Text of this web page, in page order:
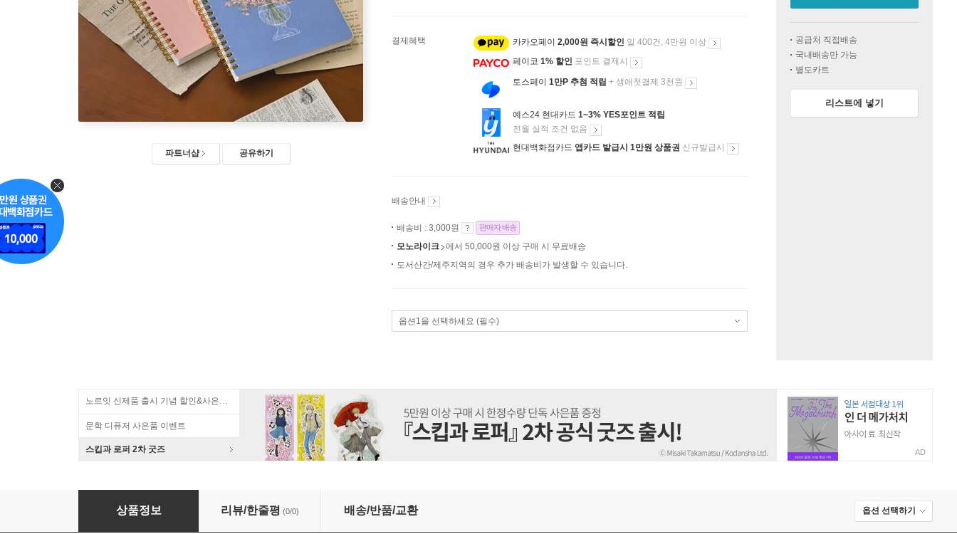
파트너샵 공유하기
결제혜택 카카오페이 2,000원 즉시할인 일 400건, 4만원 이상
페이코 1% 할인 포인트 결제시
토스페이 1만P 추첨 적립 + 생애첫결제 3천원
예스24 현대카드 1~3% YES포인트 적립
전월 실적 조건 없음
현대백화점카드 앱카드 발급시 1만원 상품권 신규발급시
배송안내
배송비 : 3,000원 판매자 배송
모노라이크
에서 50,000원 이상 구매 시 무료배송
도서산간/제주지역의 경우 추가 배송비가 발생할 수 있습니다.
옵션1을 선택하세요 (필수)
공급처 직접배송
국내배송만 가능
별도카트
리스트에 넣기
노르잇 신제품 출시 기념 할인&사은품 증정!
문학 디퓨저 사은품 이벤트
스킵과 로퍼 2차 굿즈 AD
올리비아 플라워스 A5 스프링 라인 노트 Series.2
상품정보 리뷰/한줄평 (0/0) 배송/반품/교환 옵션 선택하기